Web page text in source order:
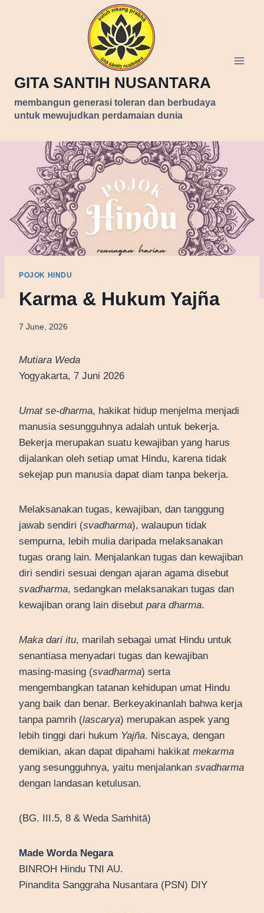
GITA SANTIH NUSANTARA
membangun generasi toleran dan berbudaya
untuk mewujudkan perdamaian dunia
POJOK HINDU
Karma & Hukum Yajña
7 June, 2026
Mutiara Weda
Yogyakarta, 7 Juni 2026
Umat se-dharma, hakikat hidup menjelma menjadi
manusia sesungguhnya adalah untuk bekerja.
Bekerja merupakan suatu kewajiban yang harus
dijalankan oleh setiap umat Hindu, karena tidak
sekejap pun manusia dapat diam tanpa bekerja.
Melaksanakan tugas, kewajiban, dan tanggung
jawab sendiri (svadharma), walaupun tidak
sempurna, lebih mulia daripada melaksanakan
tugas orang lain. Menjalankan tugas dan kewajiban
diri sendiri sesuai dengan ajaran agama disebut
svadharma, sedangkan melaksanakan tugas dan
kewajiban orang lain disebut para dharma.
Maka dari itu, marilah sebagai umat Hindu untuk
senantiasa menyadari tugas dan kewajiban
masing-masing (svadharma) serta
mengembangkan tatanan kehidupan umat Hindu
yang baik dan benar. Berkeyakinanlah bahwa kerja
tanpa pamrih (lascarya) merupakan aspek yang
lebih tinggi dari hukum Yajña. Niscaya, dengan
demikian, akan dapat dipahami hakikat mekarma
yang sesungguhnya, yaitu menjalankan svadharma
dengan landasan ketulusan.
(BG. III.5, 8 & Weda Saṁhitā)
Made Worda Negara
BINROH Hindu TNI AU.
Pinandita Sanggraha Nusantara (PSN) DIY